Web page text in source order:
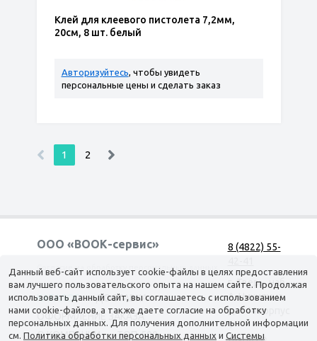
Клей для клеевого пистолета 7,2мм,
20см, 8 шт. белый
Авторизуйтесь, чтобы увидеть
персональные цены и сделать заказ
1 2
ООО «ВООК-сервис»
Согласие на обработку персональных данных
КАТАЛОГ
ДОСТАВКА
ОФОРМЛЕНИЕ ЗАКАЗА
О КОМПАНИИ
ТОП-500
8 (4822) 55-
г. Тверь, наб.
А. Никитина,
д. 144 корпус
1
Данный веб-сайт использует cookie-файлы в целях предоставления
вам лучшего пользовательского опыта на нашем сайте. Продолжая
использовать данный сайт, вы соглашаетесь с использованием
нами cookie-файлов, а также даете согласие на обработку
персональных данных. Для получения дополнительной информации
см. Политика обработки персональных данных и Системы